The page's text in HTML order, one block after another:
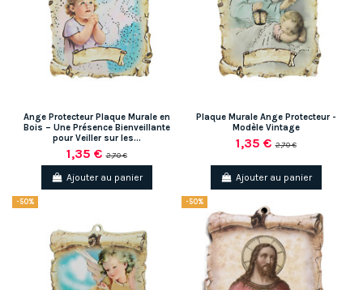
Ange Protecteur Plaque Murale en
Bois – Une Présence Bienveillante
pour Veiller sur les...
1,35 €2,70 €
Ajouter au panier
Plaque Murale Ange Protecteur -
Modèle Vintage
1,35 €2,70 €
Ajouter au panier
-50% -50%